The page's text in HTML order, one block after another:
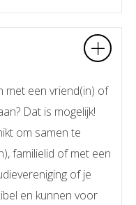
met een vriend(in) of
Dat is mogelijk!
om samen te
familielid of met een
of je
en kunnen voor